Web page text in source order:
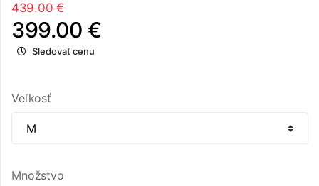
439.00 €
399.00 €
Sledovať cenu
Veľkosť
Množstvo